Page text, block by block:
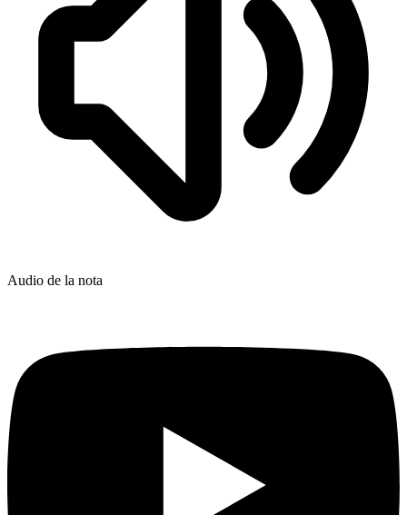
Audio de la nota